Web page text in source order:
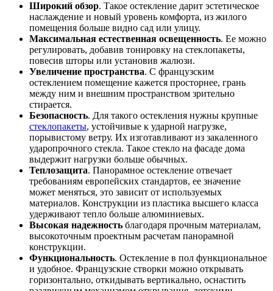
Широкий обзор. Такое остекление дарит эстетическое
наслаждение и новый уровень комфорта, из жилого
помещения больше видно сад или улицу.
Максимальная естественная освещенность. Ее можно
регулировать, добавив тонировку на стеклопакеты,
повесив шторы или установив жалюзи.
Увеличение пространства. С французским
остеклением помещение кажется просторнее, грань
между ним и внешним пространством зрительно
стирается.
Безопасность. Для такого остекления нужны крупные
стеклопакеты, устойчивые к ударной нагрузке,
порывистому ветру. Их изготавливают из закаленного
ударопрочного стекла. Такое стекло на фасаде дома
выдержит нагрузки больше обычных.
Теплозащита. Панорамное остекление отвечает
требованиям европейских стандартов, ее значение
может меняться, это зависит от используемых
материалов. Конструкции из пластика высшего класса
удерживают тепло больше алюминиевых.
Высокая надежность благодаря прочным материалам,
высокоточным проектным расчетам панорамной
конструкции.
Функциональность. Остекление в пол функциональное
и удобное. Французские створки можно открывать
горизонтально, откидывать вертикально, оснастить